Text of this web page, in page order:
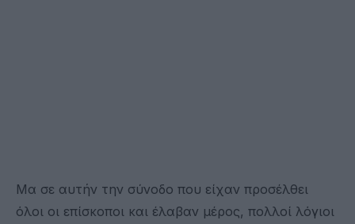
Μα σε αυτήν την σύνοδο που είχαν προσέλθει
όλοι οι επίσκοποι και έλαβαν μέρος, πολλοί λόγιοι